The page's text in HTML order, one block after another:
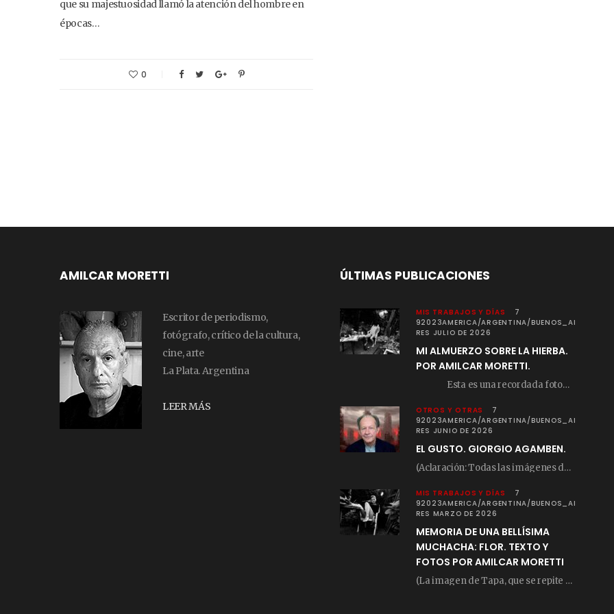
que su majestuosidad llamó la atención del hombre en
épocas…
0
AMILCAR MORETTI
Escritor de periodismo,
fotógrafo, crítico de la cultura,
cine, arte
La Plata. Argentina
LEER MÁS
ÚLTIMAS PUBLICACIONES
MIS TRABAJOS Y DÍAS
7
92023AMERICA/ARGENTINA/BUENOS_AI
RES JULIO DE 2026
MI ALMUERZO SOBRE LA HIERBA.
POR AMILCAR MORETTI.
Esta es una recordada fotografía que registré…
OTROS Y OTRAS
7
92023AMERICA/ARGENTINA/BUENOS_AI
RES JUNIO DE 2026
EL GUSTO. GIORGIO AGAMBEN.
(Aclaración: Todas las imágenes de este posteo fueron tomadas de Bloghemia.com, y todos los…
MIS TRABAJOS Y DÍAS
7
92023AMERICA/ARGENTINA/BUENOS_AI
RES MARZO DE 2026
MEMORIA DE UNA BELLÍSIMA
MUCHACHA: FLOR. TEXTO Y
FOTOS POR AMILCAR MORETTI
(La imagen de Tapa, que se repite arriba, fue compuesta por Amilcar Moretti el viernes…